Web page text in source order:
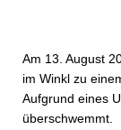
Am 13. August
im Winkl zu
Aufgrund eines
überschwemmt.